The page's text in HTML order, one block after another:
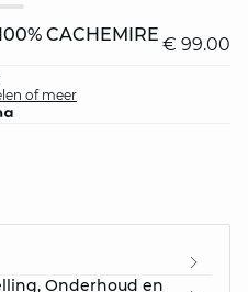
CACHEMIRE € 99.00
of meer
Onderhoud en